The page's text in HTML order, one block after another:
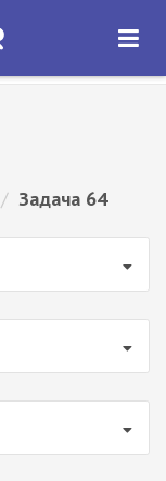
ОТКРЫТЬ
/ Задача 64